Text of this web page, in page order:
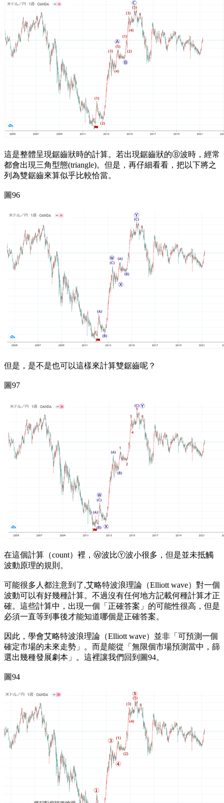
這是整體呈現鋸齒狀時的計算。若出現鋸齒狀的Ⓑ波時，經常
都會出現三角型態(triangle)。但是，再仔細看看，把以下將之
列為雙鋸齒來算似乎比較恰當。
圖96
但是，是不是也可以這樣來計算雙鋸齒呢？
圖97
在這個計算（count）裡，Ⓦ波比Ⓨ波小很多，但是並未抵觸
波動原理的規則。
可能很多人都注意到了,艾略特波浪理論（Elliott wave）對一個
波動可以有好幾種計算。不過沒有任何地方記載何種計算才正
確。這些計算中，出現一個「正確答案」的可能性很高，但是
必須一直等到事後才能知道哪個是正確答案。
因此，學會艾略特波浪理論（Elliott wave）並非「可預測一個
確定市場的未來走勢」。而是能從「無限個市場預測當中，篩
選出幾種發展劇本」。這裡讓我們回到圖94。
圖94